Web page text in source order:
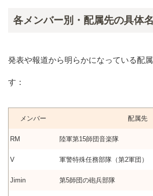
各メンバー別・配属先の具体名
発表や報道から明らかになっている配
す：
メンバー 配属先
RM 陸軍第15師団音楽隊
V 軍警特殊任務部隊（第2軍団）
Jimin 第5師団の砲兵部隊